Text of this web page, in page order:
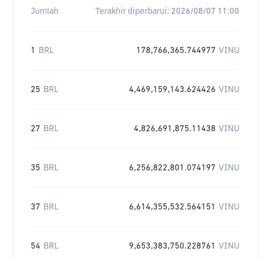
Jumlah Terakhir diperbarui: 2026/08/07 11:00
1 BRL 178,766,365.744977 VINU
25 BRL 4,469,159,143.624426 VINU
27 BRL 4,826,691,875.11438 VINU
35 BRL 6,256,822,801.074197 VINU
37 BRL 6,614,355,532.564151 VINU
54 BRL 9,653,383,750.228761 VINU